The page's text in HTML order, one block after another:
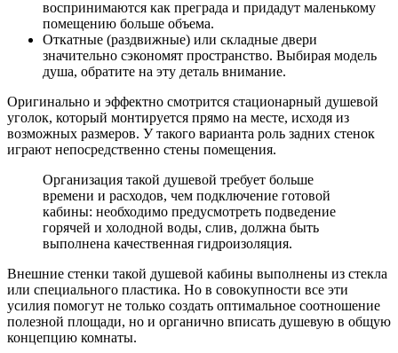
воспринимаются как преграда и придадут маленькому
помещению больше объема.
Откатные (раздвижные) или складные двери
значительно сэкономят пространство. Выбирая модель
душа, обратите на эту деталь внимание.
Оригинально и эффектно смотрится стационарный душевой
уголок, который монтируется прямо на месте, исходя из
возможных размеров. У такого варианта роль задних стенок
играют непосредственно стены помещения.
Организация такой душевой требует больше
времени и расходов, чем подключение готовой
кабины: необходимо предусмотреть подведение
горячей и холодной воды, слив, должна быть
выполнена качественная гидроизоляция.
Внешние стенки такой душевой кабины выполнены из стекла
или специального пластика. Но в совокупности все эти
усилия помогут не только создать оптимальное соотношение
полезной площади, но и органично вписать душевую в общую
концепцию комнаты.